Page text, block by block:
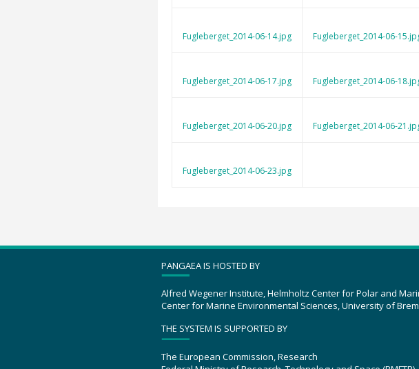
Fugleberget_2014-06-14.jpg Fugleberget_2014-06-
Fugleberget_2014-06-17.jpg Fugleberget_2014-06-
Fugleberget_2014-06-20.jpg Fugleberget_2014-06-
Fugleberget_2014-06-23.jpg
PANGAEA IS HOSTED BY
Alfred Wegener Institute, Helmholtz Center for Polar and
Center for Marine Environmental Sciences, University of
THE SYSTEM IS SUPPORTED BY
The European Commission, Research